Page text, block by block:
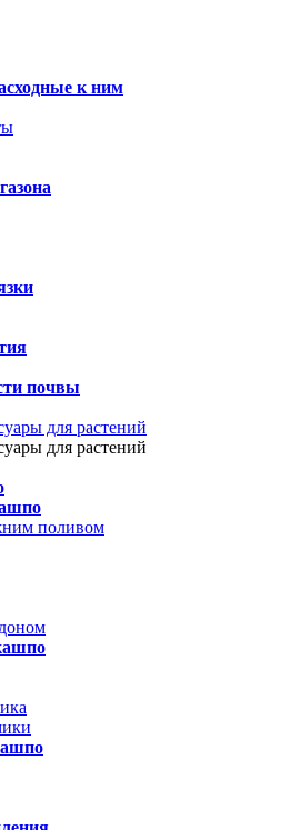
к ним
почвы
для растений
для растений
поливом